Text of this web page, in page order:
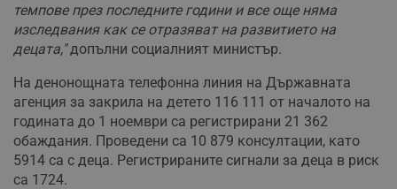
темпове през последните години и все още няма
изследвания как се отразяват на развитието на
децата,"допълни социалният министър.
На денонощната телефонна линия на Държавната
агенция за закрила на детето 116 111 от началото на
годината до 1 ноември са регистрирани 21 362
обаждания. Проведени са 10 879 консултации, като
5914 са с деца. Регистрираните сигнали за деца в риск
са 1724.